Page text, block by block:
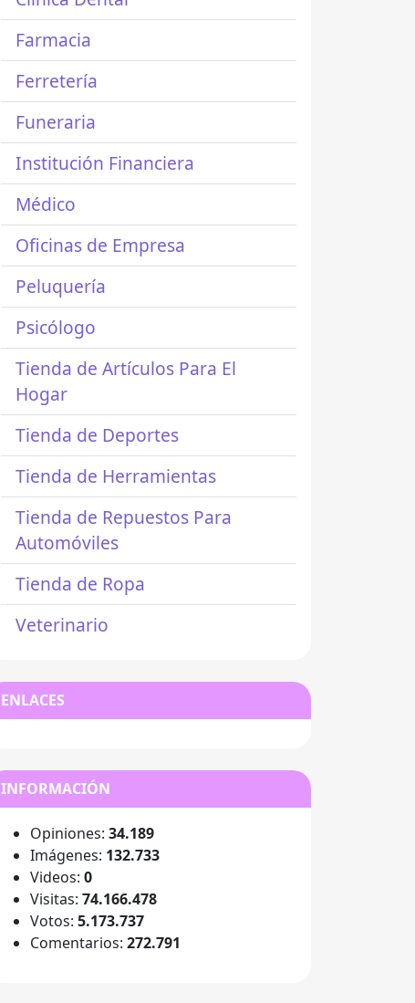
Farmacia
Ferretería
Funeraria
Institución Financiera
Médico
Oficinas de Empresa
Peluquería
Psicólogo
Tienda de Artículos Para El
Hogar
Tienda de Deportes
Tienda de Herramientas
Tienda de Repuestos Para
Automóviles
Tienda de Ropa
Veterinario
ENLACES
INFORMACIÓN
Opiniones: 34.189
Imágenes: 132.733
Videos: 0
Visitas: 74.166.478
Votos: 5.173.737
Comentarios: 272.791